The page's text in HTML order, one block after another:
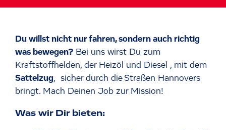
Du willst nicht nur fahren, sondern auch richtig
was bewegen? Bei uns wirst Du zum
Kraftstoffhelden, der Heizöl und Diesel , mit dem
Sattelzug, sicher durch die Straßen Hannovers
bringt. Mach Deinen Job zur Mission!
Was wir Dir bieten: